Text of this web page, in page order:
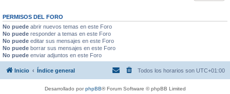
PERMISOS DEL FORO
No puede abrir nuevos temas en este Foro
No puede responder a temas en este Foro
No puede editar sus mensajes en este Foro
No puede borrar sus mensajes en este Foro
No puede enviar adjuntos en este Foro
Inicio Índice general Todos los horarios son UTC+01:00
Desarrollado porphpBB® Forum Software © phpBB Limited